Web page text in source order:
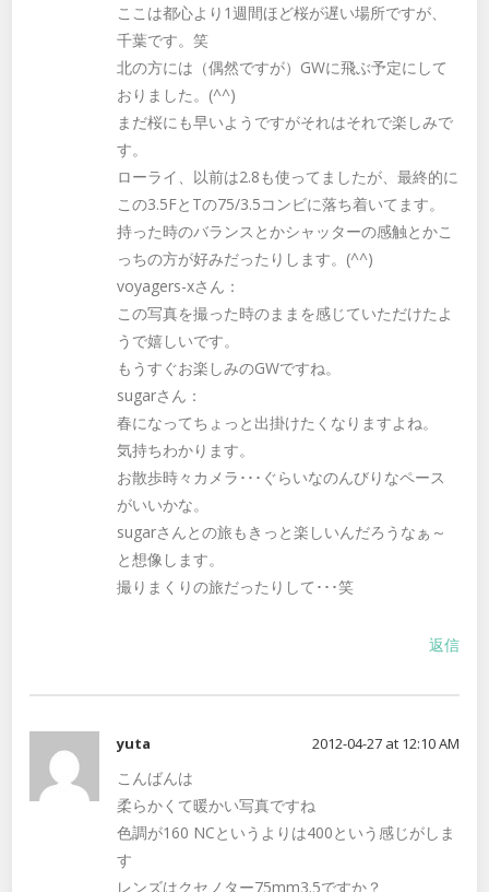
ここは都心より1週間ほど桜が遅い場所ですが、
千葉です。笑
北の方には（偶然ですが）GWに飛ぶ予定にして
おりました。(^^)
まだ桜にも早いようですがそれはそれで楽しみで
す。
ローライ、以前は2.8も使ってましたが、最終的に
この3.5FとTの75/3.5コンビに落ち着いてます。
持った時のバランスとかシャッターの感触とかこ
っちの方が好みだったりします。(^^)
voyagers-xさん：
この写真を撮った時のままを感じていただけたよ
うで嬉しいです。
もうすぐお楽しみのGWですね。
sugarさん：
春になってちょっと出掛けたくなりますよね。
気持ちわかります。
お散歩時々カメラ･･･ぐらいなのんびりなペース
がいいかな。
sugarさんとの旅もきっと楽しいんだろうなぁ～
と想像します。
撮りまくりの旅だったりして･･･笑
返信
yuta 2012-04-27 at 12:10 AM
こんばんは
柔らかくて暖かい写真ですね
色調が160 NCというよりは400という感じがしま
す
レンズはクセノター75mm3.5ですか？